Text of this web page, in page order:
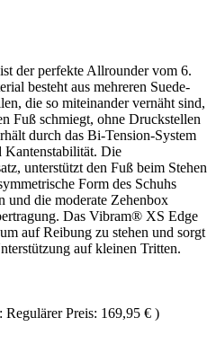
der perfekte Allrounder vom 6.
besteht aus mehreren Suede-
die so miteinander vernäht sind,
Fuß schmiegt, ohne Druckstellen
durch das Bi-Tension-System
Kantenstabilität. Die
unterstützt den Fuß beim Stehen
Form des Schuhs
und die moderate Zehenbox
Das Vibram® XS Edge
auf Reibung zu stehen und sorgt
auf kleinen Tritten.
: Regulärer Preis: 169,95 € )